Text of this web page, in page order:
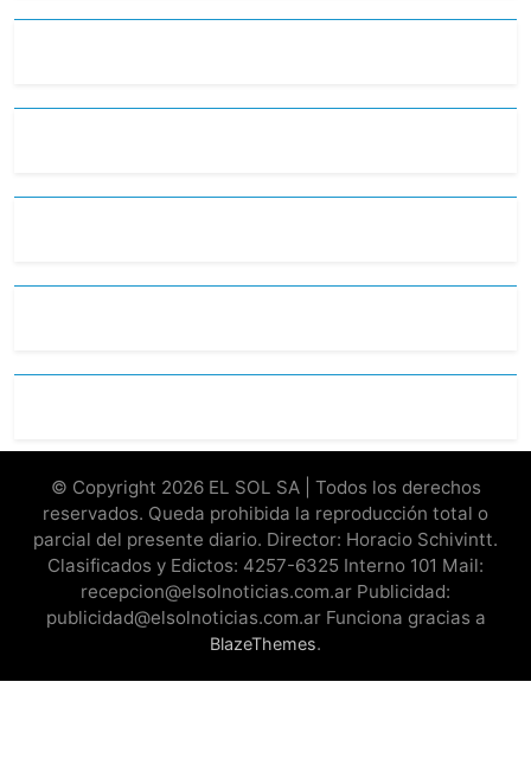
© Copyright 2026 EL SOL SA | Todos los derechos
reservados. Queda prohibida la reproducción total o
parcial del presente diario. Director: Horacio Schivintt.
Clasificados y Edictos: 4257-6325 Interno 101 Mail:
recepcion@elsolnoticias.com.ar Publicidad:
publicidad@elsolnoticias.com.ar Funciona gracias a
BlazeThemes.